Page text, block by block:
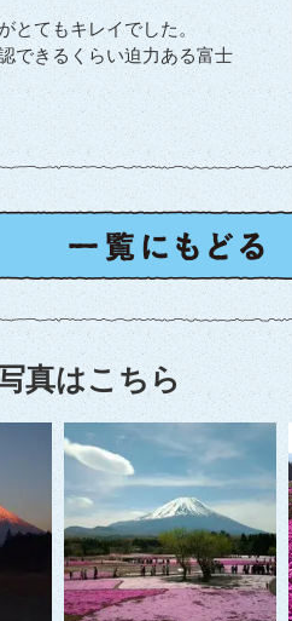
とてもキレイでした。
できるくらい迫力ある富士
真はこちら